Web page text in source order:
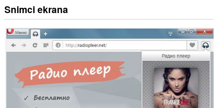
Ova
ekstenzija
pristupati
Vašim
podacima
sajtovima.
Extension
Snimci ekrana